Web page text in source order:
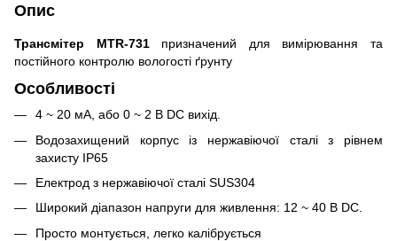
Опис
Трансмітер MTR-731призначений для вимірювання та
постійного контролю вологості ґрунту
Особливості
4 ~ 20 мА, або 0 ~ 2 В DC вихід.
Водозахищений корпус із нержавіючої сталі з рівнем
захисту IP65
Електрод з нержавіючої сталі SUS304
Широкий діапазон напруги для живлення: 12 ~ 40 В DC.
Просто монтується, легко калібрується